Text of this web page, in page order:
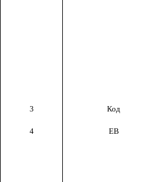
3 Код
4 ЕВ